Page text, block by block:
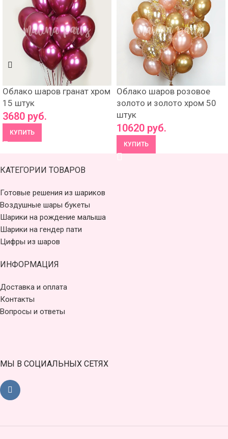
Облако шаров гранат хром
15 штук
3680 руб.
КУПИТЬ
Облако шаров розовое
золото и золото хром 50
штук
10620 руб.
КУПИТЬ
КАТЕГОРИИ ТОВАРОВ
Готовые решения из шариков
Воздушные шары букеты
Шарики на рождение малыша
Шарики на гендер пати
Цифры из шаров
ИНФОРМАЦИЯ
Доставка и оплата
Контакты
Вопросы и ответы
МЫ В СОЦИАЛЬНЫХ СЕТЯХ